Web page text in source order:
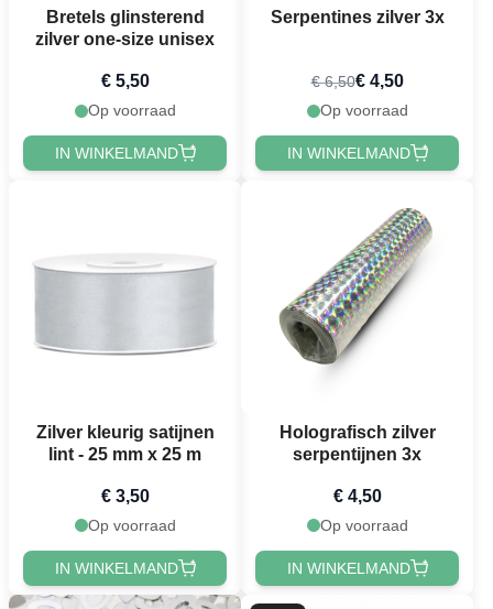
Bretels glinsterend
zilver one-size unisex
€ 5,50
Op voorraad
IN WINKELMAND
Serpentines zilver 3x
€ 6,50€ 4,50
Op voorraad
IN WINKELMAND
Zilver kleurig satijnen
lint - 25 mm x 25 m
€ 3,50
Op voorraad
IN WINKELMAND
Holografisch zilver
serpentijnen 3x
€ 4,50
Op voorraad
IN WINKELMAND